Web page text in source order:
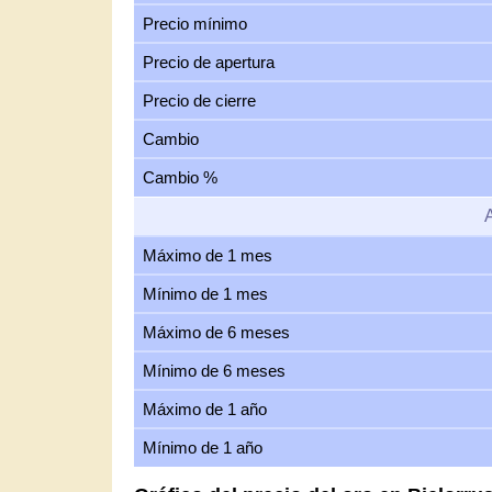
Precio mínimo
Precio de apertura
Precio de cierre
Cambio
Cambio %
Máximo de 1 mes
Mínimo de 1 mes
Máximo de 6 meses
Mínimo de 6 meses
Máximo de 1 año
Mínimo de 1 año